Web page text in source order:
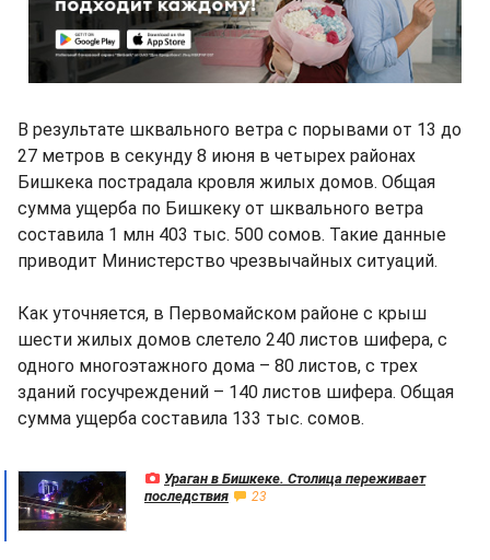
В результате шквального ветра с порывами от 13 до
27 метров в секунду 8 июня в четырех районах
Бишкека пострадала кровля жилых домов. Общая
сумма ущерба по Бишкеку от шквального ветра
составила 1 млн 403 тыс. 500 сомов. Такие данные
приводит Министерство чрезвычайных ситуаций.
Как уточняется, в Первомайском районе с крыш
шести жилых домов слетело 240 листов шифера, с
одного многоэтажного дома – 80 листов, с трех
зданий госучреждений – 140 листов шифера. Общая
сумма ущерба составила 133 тыс. сомов.
Ураган в Бишкеке. Столица переживает
последствия
23